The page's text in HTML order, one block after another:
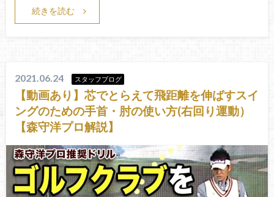
続きを読む
2021.06.24 スタッフブログ
【動画あり】芯でとらえて飛距離を伸ばすスイ
ングのための手首・肘の使い方(右回り運動）
【森守洋プロ解説】